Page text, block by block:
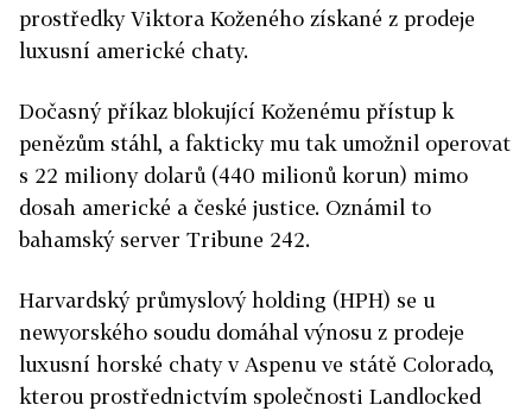
prostředky Viktora Koženého získané z prodeje
luxusní americké chaty.
Dočasný příkaz blokující Koženému přístup k
penězům stáhl, a fakticky mu tak umožnil operovat
s 22 miliony dolarů (440 milionů korun) mimo
dosah americké a české justice. Oznámil to
bahamský server Tribune 242.
Harvardský průmyslový holding (HPH) se u
newyorského soudu domáhal výnosu z prodeje
luxusní horské chaty v Aspenu ve státě Colorado,
kterou prostřednictvím společnosti Landlocked